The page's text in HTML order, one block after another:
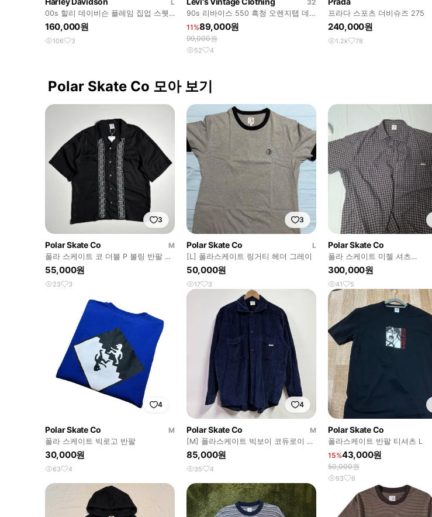
L
00s 할리 데이비슨 플레임 집업 스웻
블랙
160,000원
106 3
32
90s 리바이스 550 흑청 오렌지탭 데
님 팬츠
11%89,000원
99,000원
52 4
프라다 스포츠 더비슈즈 275
240,000원
1.2k 78
Polar Skate Co 모아 보기
3
Polar Skate Co
M
폴라 스케이트 코 더블 P 볼링 반팔 셔
츠 R3213
55,000원
23 3
3
Polar Skate Co
L
[L] 폴라스케이트 링거티 헤더 그레이
50,000원
17 3
Polar Skate Co
폴라 스케이트 미첼 셔츠
(Petrol/Bordeaux)
300,000원
41 5
4
Polar Skate Co
M
폴라 스케이트 빅로고 반팔
30,000원
63 4
4
Polar Skate Co
M
[M] 폴라스케이트 빅보이 코듀로이 오
버 셔츠
85,000원
35 4
Polar Skate Co
폴라스케이트 반팔 티셔츠 L
15%43,000원
50,000원
93 6